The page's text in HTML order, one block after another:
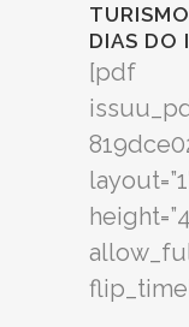
DIAS DO
[pdf